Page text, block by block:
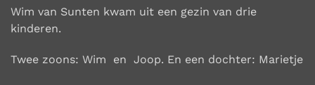
Wim van Sunten kwam uit een gezin van drie
kinderen.
Twee zoons: Wim en Joop. En een dochter: Marietje